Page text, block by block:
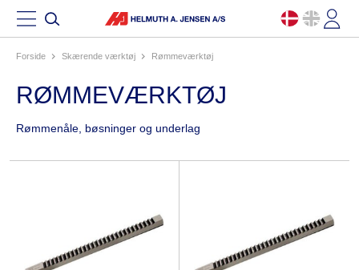
Forside skærende værktøj rømmeværktøj
RØMMEVÆRKTØJ
Rømmenåle, bøsninger og underlag